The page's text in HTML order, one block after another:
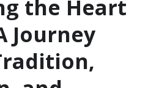
the Heart
Journey